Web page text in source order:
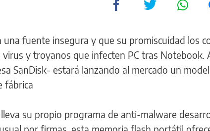
una fuente insegura y que su promiscuidad los
y troyanos que infecten PC tras Notebook.
SanDisk- estará lanzando al mercado un
fábrica
su propio programa de anti-malware